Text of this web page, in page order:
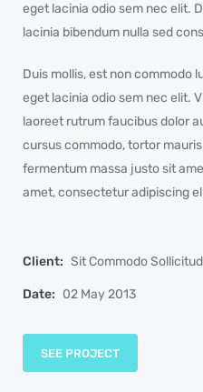
eget lacinia odio sem nec elit.
lacinia bibendum nulla sed
Duis mollis, est non commodo
eget lacinia odio sem nec elit.
laoreet rutrum faucibus dolor
cursus commodo, tortor
fermentum massa justo sit
amet, consectetur adipiscing
Client: Sit Commodo
Date: 02 May 2013
SEE PROJECT